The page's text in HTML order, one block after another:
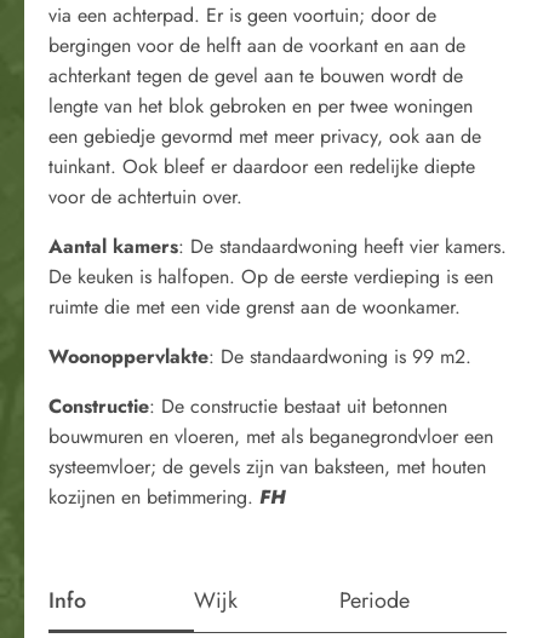
via een achterpad. Er is geen voortuin; door de
bergingen voor de helft aan de voorkant en aan de
achterkant tegen de gevel aan te bouwen wordt de
lengte van het blok gebroken en per twee woningen
een gebiedje gevormd met meer privacy, ook aan de
tuinkant. Ook bleef er daardoor een redelijke diepte
voor de achtertuin over.
Aantal kamers: De standaardwoning heeft vier kamers.
De keuken is halfopen. Op de eerste verdieping is een
ruimte die met een vide grenst aan de woonkamer.
Woonoppervlakte: De standaardwoning is 99 m2.
Constructie: De constructie bestaat uit betonnen
bouwmuren en vloeren, met als beganegrondvloer een
systeemvloer; de gevels zijn van baksteen, met houten
kozijnen en betimmering. FH
Info Wijk Periode